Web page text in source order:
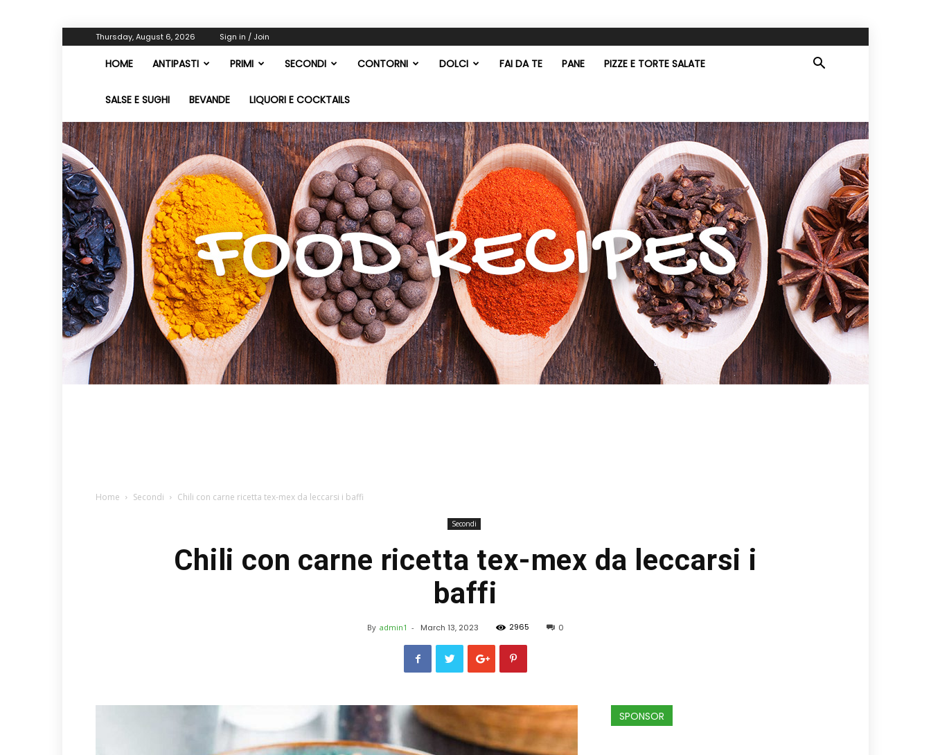
Thursday, August 6, 2026 Sign in / Join
HOME ANTIPASTI PRIMI SECONDI CONTORNI DOLCI FAI DA TE PANE PIZZE E TORTE SALATE
SALSE E SUGHI BEVANDE LIQUORI E COCKTAILS
Profumi
Home Secondi Chili con carne ricetta tex-mex da leccarsi i baffi
Secondi
Chili con carne ricetta tex-mex da leccarsi i
baffi
By admin1 - March 13, 2023 2965 0
SPONSOR